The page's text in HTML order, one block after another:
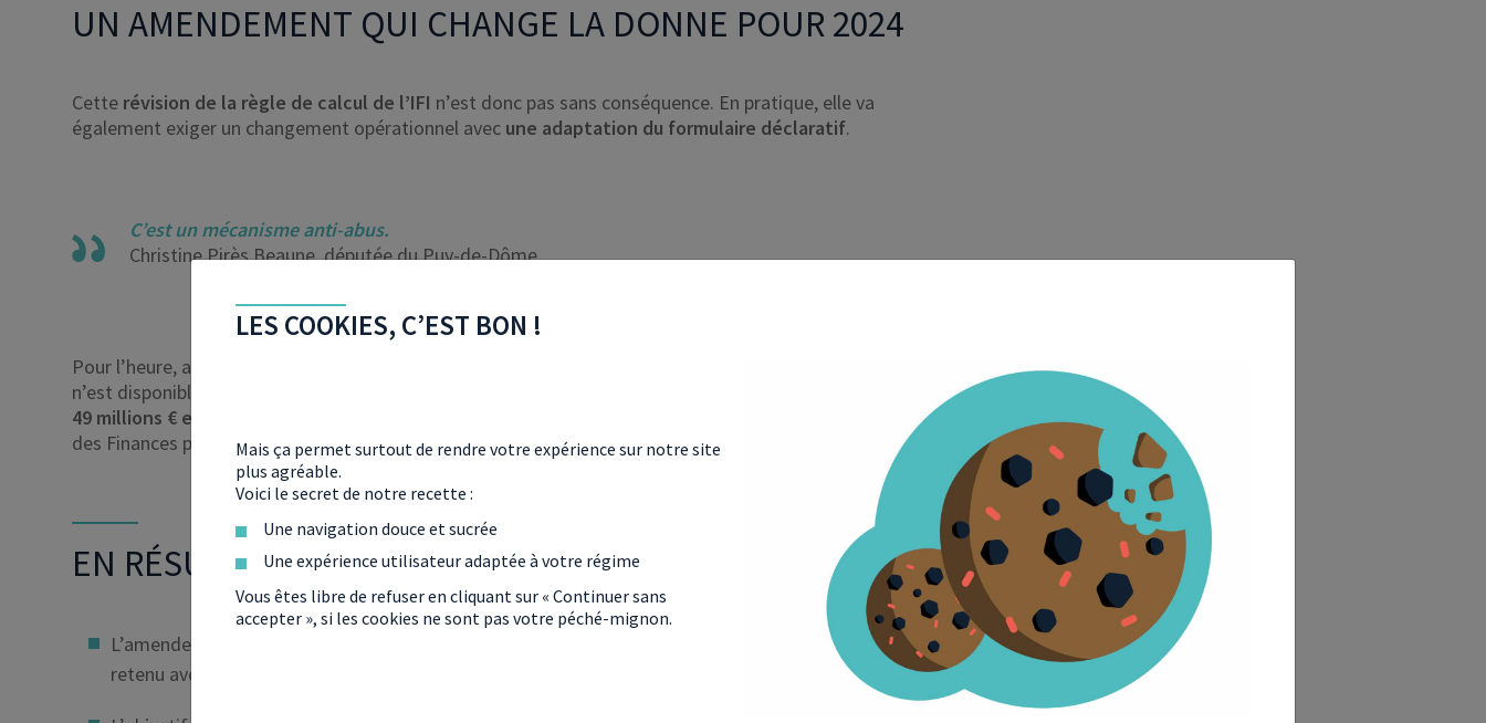
UN AMENDEMENT QUI CHANGE LA DONNE POUR 2024
Cette révision de la règle de calcul de l’IFI n’est donc pas sans conséquence. En pratique, elle va
également exiger un changement opérationnel avec une adaptation du formulaire déclaratif.
C’est un mécanisme anti-abus.
Christine Pirès Beaune, députée du Puy-de-Dôme
Pour l’heure, aucun chiffrage précis sur le gain potentiel provenant de l’harmonisation de cette règle
n’est disponible. Selon les premières données de Bercy,
49 millions € en 2024
des Finances publiques, 163 895 foyersont reçu un avis d’impôt sur la fortune immobilière.
EN RÉSUMÉ
L’amendement proposé par les socialistes concernant la refonte de la règle de calcul de l’IFI a été
retenu avec l’application du 49.3 ;
LES COOKIES, C’EST BON !
Mais ça permet surtout de rendre votre expérience sur notre site
plus agréable.
Voici le secret de notre recette :
Une navigation douce et sucrée
Une expérience utilisateur adaptée à votre régime
Vous êtes libre de refuser en cliquant sur « Continuer sans
accepter », si les cookies ne sont pas votre péché-mignon.